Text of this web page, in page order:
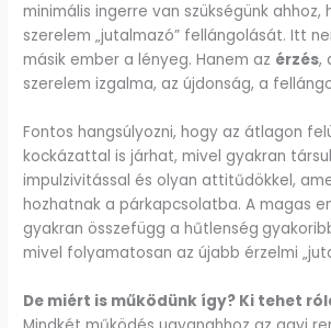
minimális ingerre van szükségünk ahhoz,
szerelem „jutalmazó” fellángolását. Itt
másik ember a lényeg. Hanem az érzés,
szerelem izgalma, az újdonság, a
Fontos hangsúlyozni, hogy az átlagon
kockázattal is járhat, mivel gyakran
impulzivitással és olyan attitűdökkel,
hozhatnak a párkapcsolatba. A magas
gyakran összefügg a hűtlenség
mivel folyamatosan az újabb érzelmi
De miért is működünk így? Ki tehet